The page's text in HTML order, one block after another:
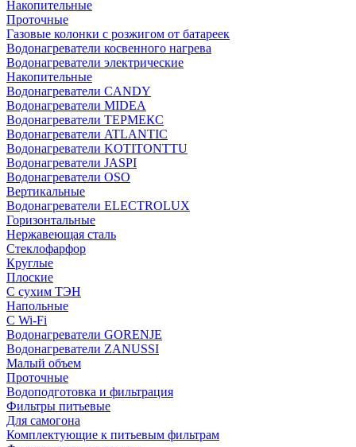
Накопительные
Проточные
Газовые колонки с розжигом от батареек
Водонагреватели косвенного нагрева
Водонагреватели электрические
Накопительные
Водонагреватели CANDY
Водонагреватели MIDEA
Водонагреватели ТЕРМЕКС
Водонагреватели ATLANTIC
Водонагреватели KOTITONTTU
Водонагреватели JASPI
Водонагреватели OSO
Вертикальные
Водонагреватели ELECTROLUX
Горизонтальные
Нержавеющая сталь
Стеклофарфор
Круглые
Плоские
С сухим ТЭН
Напольные
С Wi-Fi
Водонагреватели GORENJE
Водонагреватели ZANUSSI
Малый объем
Проточные
Водоподготовка и фильтрация
Фильтры питьевые
Для самогона
Комплектующие к питьевым фильтрам